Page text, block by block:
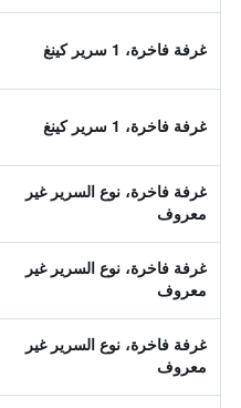
غرفة فاخرة، 1 سرير كينغ
غرفة فاخرة، 1 سرير كينغ
غرفة فاخرة، نوع السرير غير
معروف
غرفة فاخرة، نوع السرير غير
معروف
غرفة فاخرة، نوع السرير غير
معروف